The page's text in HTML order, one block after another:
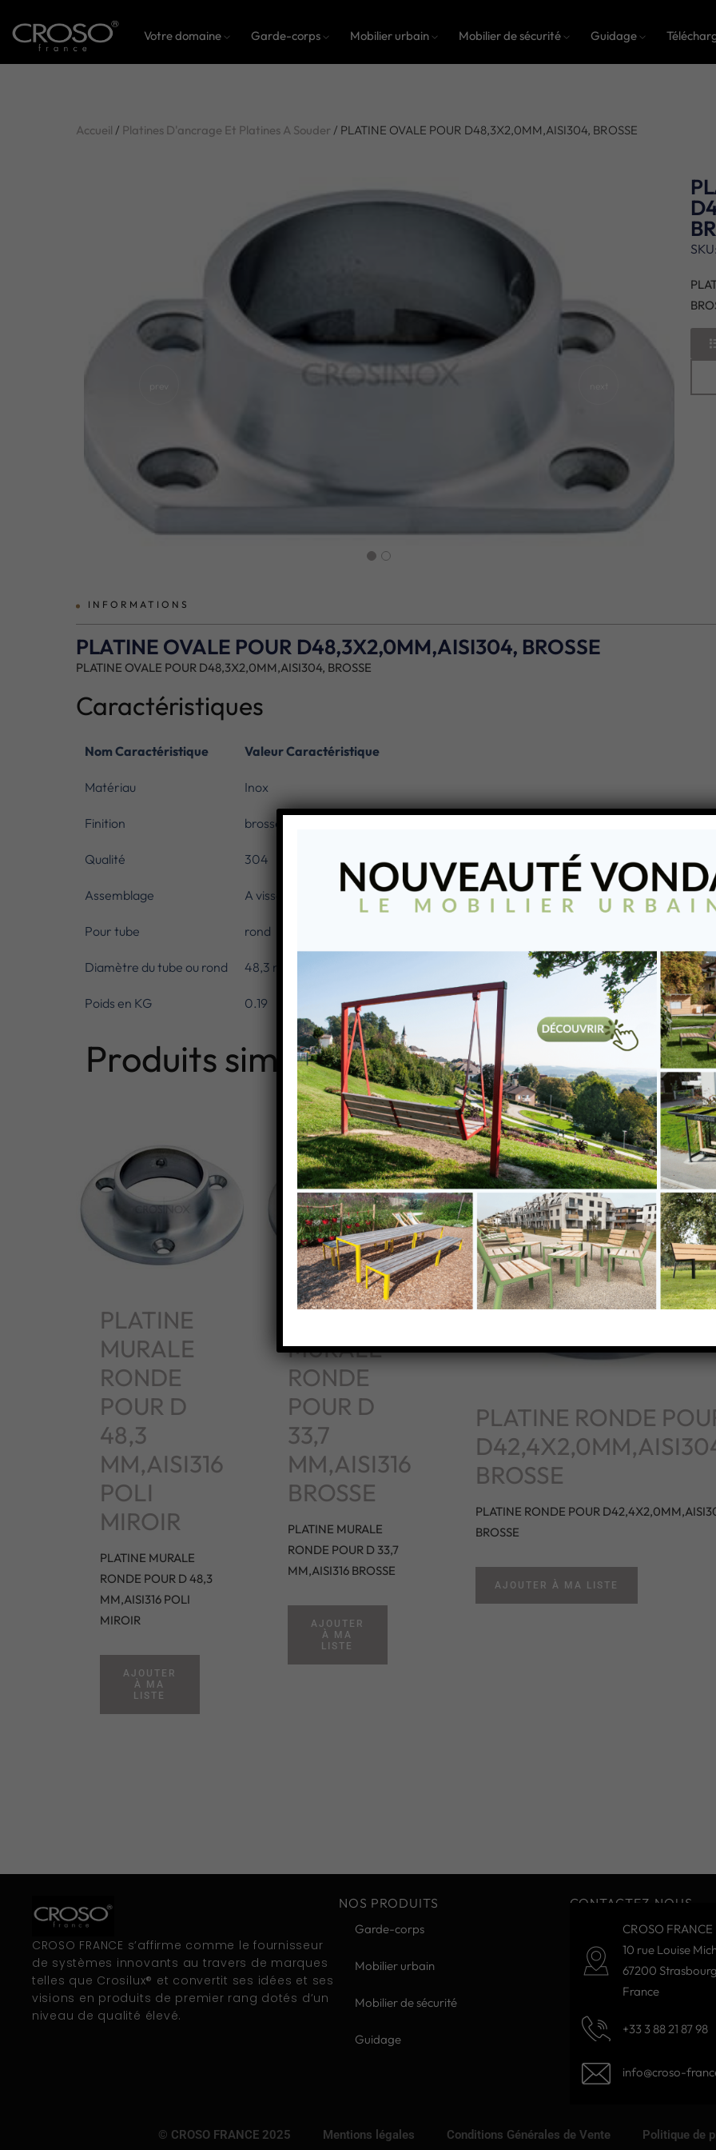
Votre domaine Garde-corps Mobilier urbain Mobilier de sécurité Guidage
Accueil / Platines D'ancrage Et Platines A Souder/ PLATINE OVALE POUR D48,3X2,0MM,AISI304, BROSSE
INFORMATIONS
PLATINE OVALE POUR D48,3X2,0MM,AISI304, BROSSE
PLATINE OVALE POUR D48,3X2,0MM,AISI304, BROSSE
Caractéristiques
Nom Caractéristique Valeur Caractéristique
Matériau Inox
Finition brosse
Qualité 304
Assemblage A visser
Pour tube rond
Diamètre du tube ou rond 48,3 mm
Poids en KG 0.19
Produits similaires
PLATINE
MURALE
RONDE
POUR D
48,3
MM,AISI316
POLI
MIROIR
PLATINE MURALE
RONDE POUR D 48,3
MM,AISI316 POLI
MIROIR
AJOUTER
À MA
LISTE
PLATINE
MURALE
RONDE
POUR D
33,7
MM,AISI316
BROSSE
PLATINE MURALE
RONDE POUR D 33,7
MM,AISI316 BROSSE
AJOUTER
À MA
LISTE
PLATINE RONDE
BROSSE
PLATINE RONDE POUR
BROSSE
AJOUTER À MA LISTE
CROSO FRANCE s’affirme comme le fournisseur
de systèmes innovants au travers de marques
telles que Crosilux® et convertit ses idées et ses
visions en produits de premier rang dotés d’un
niveau de qualité élevé.
NOS PRODUITS
Garde-corps
Mobilier urbain
Mobilier de sécurité
Guidage
CONTACTEZ-NOUS
CROSO FRANCE
10 rue Louise
67200
France
+33 3 88 21 87 98
info@croso-
© CROSO FRANCE 2025 Mentions légales Conditions Générales de Vente Politique de